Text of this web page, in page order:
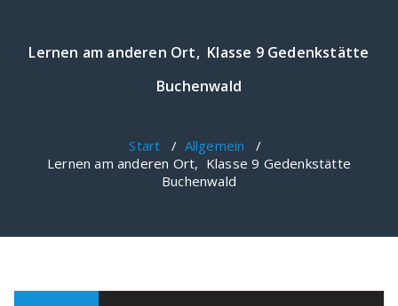
Lernen am anderen Ort, Klasse 9 Gedenkstätte
Buchenwald
Start / Allgemein /
Lernen am anderen Ort, Klasse 9 Gedenkstätte
Buchenwald